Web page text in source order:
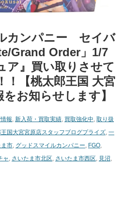
カンパニー セイバ
Grand Order」1/7
ア』買い取りさせて
！【桃太郎王国 大宮
お知らせします】
報, 新入荷・買取実績, 買取強化中, 取り扱
国大宮宮原店スタッフブログプライズ, 一
ま市, グッドスマイルカンパニー, FGO,
ャ , さいたま市北区, さいたま市西区, 見沼,